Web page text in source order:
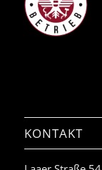
KONTAKT